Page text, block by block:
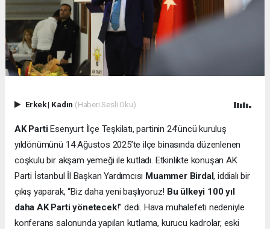
Erkek| Kadın (Haberi Sesli Oku)
AK PartiEsenyurt İlçe Teşkilatı, partinin 24’üncü kuruluş
yıldönümünü 14 Ağustos 2025’te ilçe binasında düzenlenen
coşkulu bir akşam yemeği ile kutladı. Etkinlikte konuşan AK
Parti İstanbul İl Başkan Yardımcısı Muammer Birdal, iddialı bir
çıkış yaparak, “Biz daha yeni başlıyoruz! Bu ülkeyi 100 yıl
daha AK Parti yönetecek!” dedi. Hava muhalefeti nedeniyle
konferans salonunda yapılan kutlama, kurucu kadrolar, eski